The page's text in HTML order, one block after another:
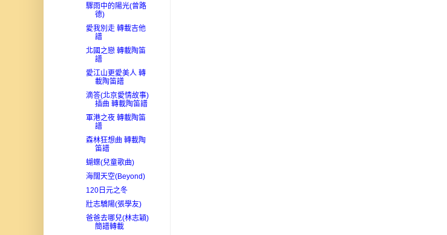
驟雨中的陽光(曾路
德)
愛我別走 轉載吉他
譜
北國之戀 轉載陶笛
譜
愛江山更愛美人 轉
載陶笛譜
滴答(北京愛情故事)
插曲 轉載陶笛譜
軍港之夜 轉載陶笛
譜
森林狂想曲 轉載陶
笛譜
蝴蝶(兒童歌曲)
海闊天空(Beyond)
120日元之冬
壯志驕陽(張學友)
爸爸去哪兒(林志穎)
簡譜轉載